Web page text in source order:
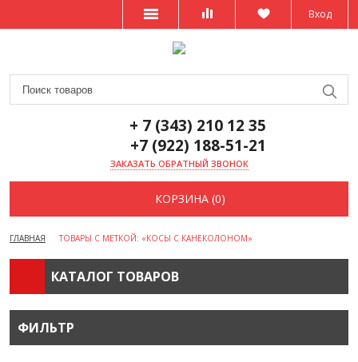
Вход
+ 7 (343) 210 12 35
+7 (922) 188-51-21
ЗАКАЗАТЬ ОБРАТНЫЙ ЗВОНОК
КОРЗИНА (0)
ГЛАВНАЯ ТОВАРЫ С МЕТКОЙ: «КОСЫ С КАНЕКОЛОНОМ»
КАТАЛОГ ТОВАРОВ
ФИЛЬТР